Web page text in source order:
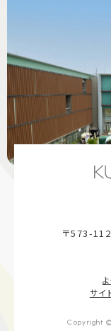
〒573-
サイ
Copyright